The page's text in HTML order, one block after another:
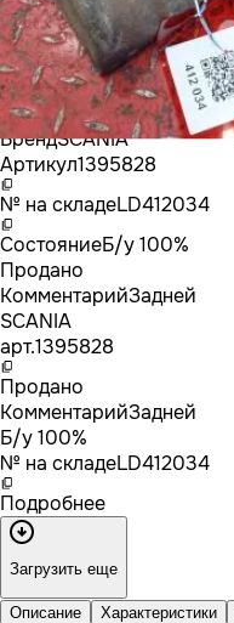
БрендSCANIA
Артикул1395828
№ на складеLD412034
СостояниеБ/у 100%
Продано
КомментарийЗадней
SCANIA
арт.1395828
Продано
КомментарийЗадней
Б/у 100%
№ на складеLD412034
Подробнее
Загрузить еще
Описание Характеристики